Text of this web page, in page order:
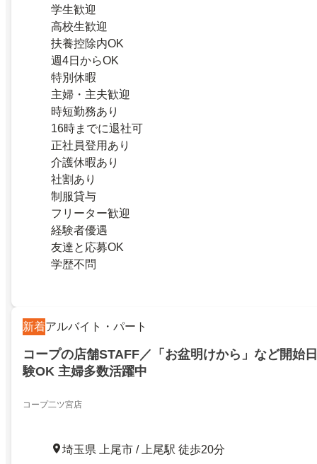
学生歓迎
高校生歓迎
扶養控除内OK
週4日からOK
特別休暇
主婦・主夫歓迎
時短勤務あり
16時までに退社可
正社員登用あり
介護休暇あり
社割あり
制服貸与
フリーター歓迎
経験者優遇
友達と応募OK
学歴不問
新着アルバイト・パート
コープの店舗STAFF／「お盆明けから」など開始
験OK 主婦多数活躍中
コープ二ツ宮店
埼玉県 上尾市 / 上尾駅 徒歩20分